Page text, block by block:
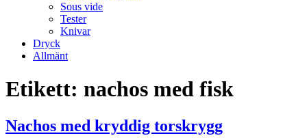
Sous vide
Tester
Knivar
Dryck
Allmänt
Etikett: nachos med fisk
Nachos med kryddig torskrygg